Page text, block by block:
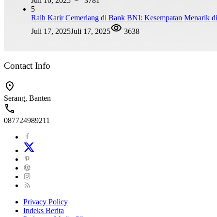
5
Raih Karir Cemerlang di Bank BNI: Kesempatan Menarik
Juli 17, 2025Juli 17, 2025 3638
Contact Info
Serang, Banten
087724989211
Privacy Policy
Indeks Berita